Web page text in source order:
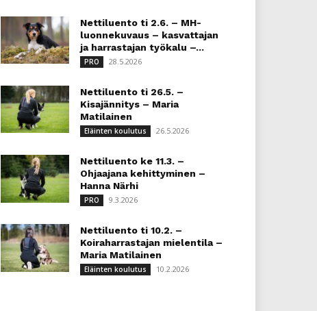
Nettiluento ti 2.6. – MH-
luonnekuvaus – kasvattajan
ja harrastajan työkalu –...
PRO 28.5.2026
Nettiluento ti 26.5. –
Kisajännitys – Maria
Matilainen
Eläinten koulutus 26.5.2026
Nettiluento ke 11.3. –
Ohjaajana kehittyminen –
Hanna Närhi
PRO 9.3.2026
Nettiluento ti 10.2. –
Koiraharrastajan mielentila –
Maria Matilainen
Eläinten koulutus 10.2.2026